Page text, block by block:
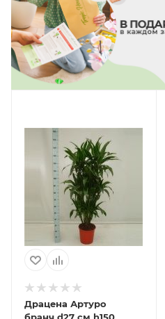
Драцена Артуро